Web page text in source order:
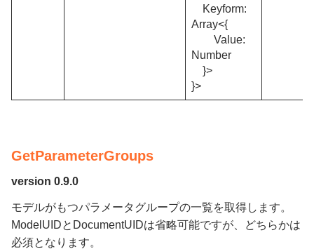
Keyform:
Array<{
Value:
Number
}>
}>
GetParameterGroups
version 0.9.0
モデルがもつパラメータグループの一覧を取得します。
ModelUIDとDocumentUIDは省略可能ですが、どちらかは
必須となります。